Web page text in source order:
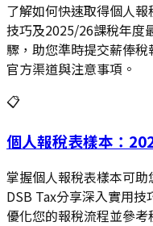
了解如何快速取得個人
技巧及2025/26課稅年度
驟，助您準時提交薪俸
官方渠道與注意事項。
📋
個人報稅表樣本：
掌握個人報稅表樣本可
DSB Tax分享深入實用
優化您的報稅流程並參考